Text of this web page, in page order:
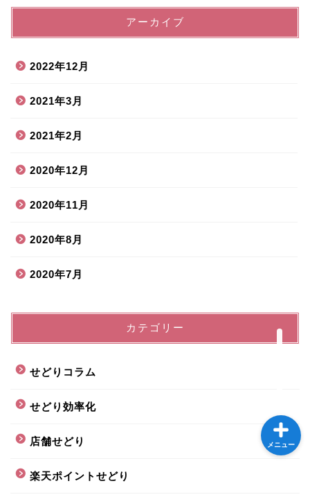
アーカイブ
2022年12月
2021年3月
2021年2月
2020年12月
2020年11月
2020年8月
2020年7月
カテゴリー
せどりコラム
せどり効率化
店舗せどり
楽天ポイントせどり
メニュー
サイトマップ